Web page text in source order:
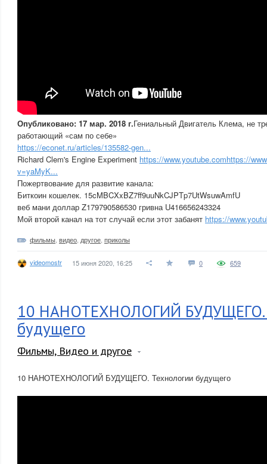
Опубликовано: 17 мар. 2018 г.Гениальный Двигатель Клема, не
работающий «сам по себе»
https://econet.ru/articles/135582-gen...
Richard Clem's Engine Experiment https://www.youtube.comhttps://
v=yaMyK...
Пожертвование для развитие канала:
Биткоин кошелек. 15cMBCXxBZ7ff9uuNkCJPTp7UtWsuwAmfU
веб мани доллар Z179790586530 гривна U416656243324
Мой второй канал на тот случай если этот забанят https://
фильмы видео другое приколы
videomostr 15 июня 2020, 16:25 0 659
10 НАНОТЕХНОЛОГИЙ БУДУЩЕГО.
будущего
Фильмы, Видео и другое
10 НАНОТЕХНОЛОГИЙ БУДУЩЕГО. Технологии будущего